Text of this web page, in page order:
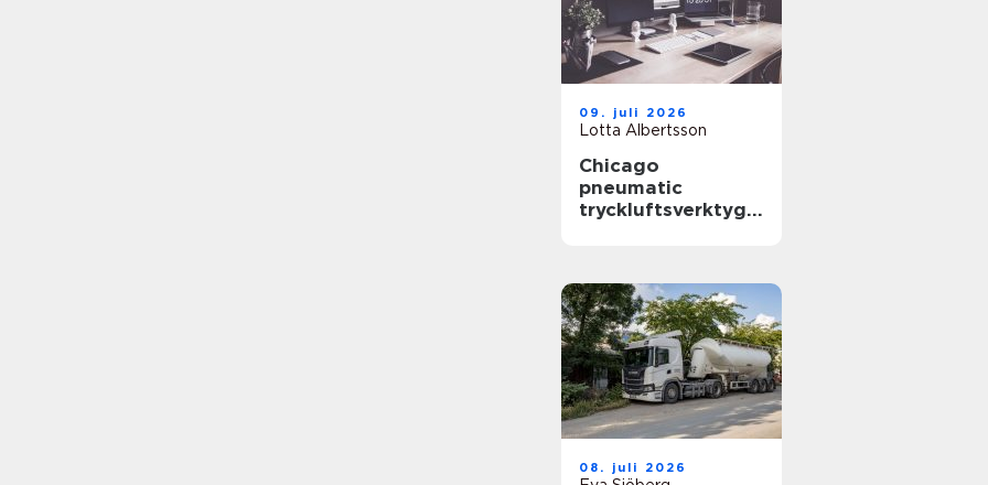
09. juli 2026
Lotta Albertsson
Chicago
pneumatic
tryckluftsverktyg
08. juli 2026